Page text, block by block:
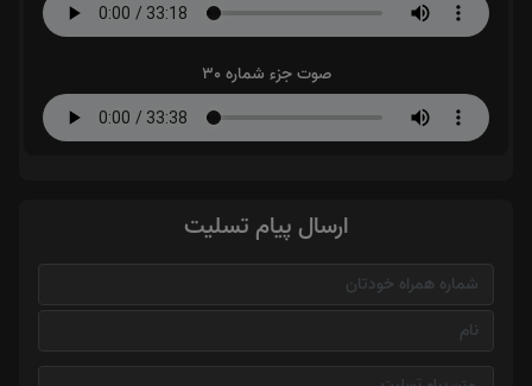
صوت جزء شماره 30
ارسال پیام تسلیت